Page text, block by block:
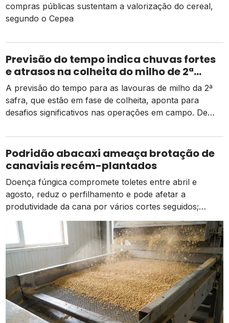
compras públicas sustentam a valorização do cereal,
segundo o Cepea
Previsão do tempo indica chuvas fortes
e atrasos na colheita do milho de 2ª
safra
A previsão do tempo para as lavouras de milho da 2ª
safra, que estão em fase de colheita, aponta para
desafios significativos nas operações em campo. De
em relação ao mesmo período do ano passado, mas as
atividades estão ocorrendo de forma normal em
comparação à média dos […]
Podridão abacaxi ameaça brotação de
canaviais recém-plantados
Doença fúngica compromete toletes entre abril e
agosto, reduz o perfilhamento e pode afetar a
produtividade da cana por vários cortes seguidos;
prevenção começa na escolha das mudas